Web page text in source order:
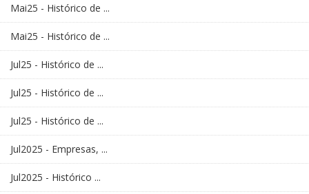
Mai25 - Histórico de ...
Mai25 - Histórico de ...
Jul25 - Histórico de ...
Jul25 - Histórico de ...
Jul25 - Histórico de ...
Jul2025 - Empresas, ...
Jul2025 - Histórico ...